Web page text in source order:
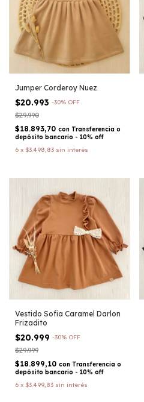
Jumper Corderoy Nuez
$20.993 -30% OFF
$29.990
$18.893,70 con Transferencia o
depósito bancario - 10% off
6 x $3.498,83 sin interés
Vestido Sofia Caramel Darlon
Frizadito
$20.999 -30% OFF
$29.999
$18.899,10 con Transferencia o
depósito bancario - 10% off
6 x $3.499,83 sin interés